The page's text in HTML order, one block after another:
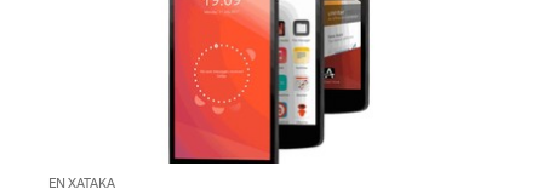
EN XATAKA